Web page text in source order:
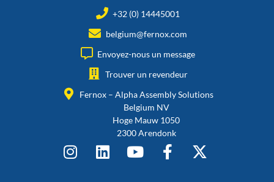
+32 (0) 14445001
belgium@fernox.com
Envoyez-nous un message
Trouver un revendeur
Fernox – Alpha Assembly Solutions
Belgium NV
Hoge Mauw 1050
2300 Arendonk